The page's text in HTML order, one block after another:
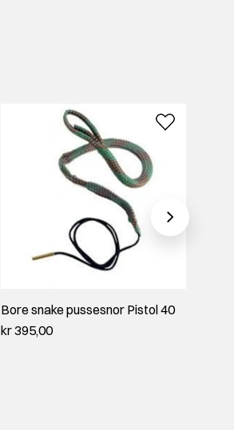
Bore snake pussesnor Pistol 40
kr 395,00